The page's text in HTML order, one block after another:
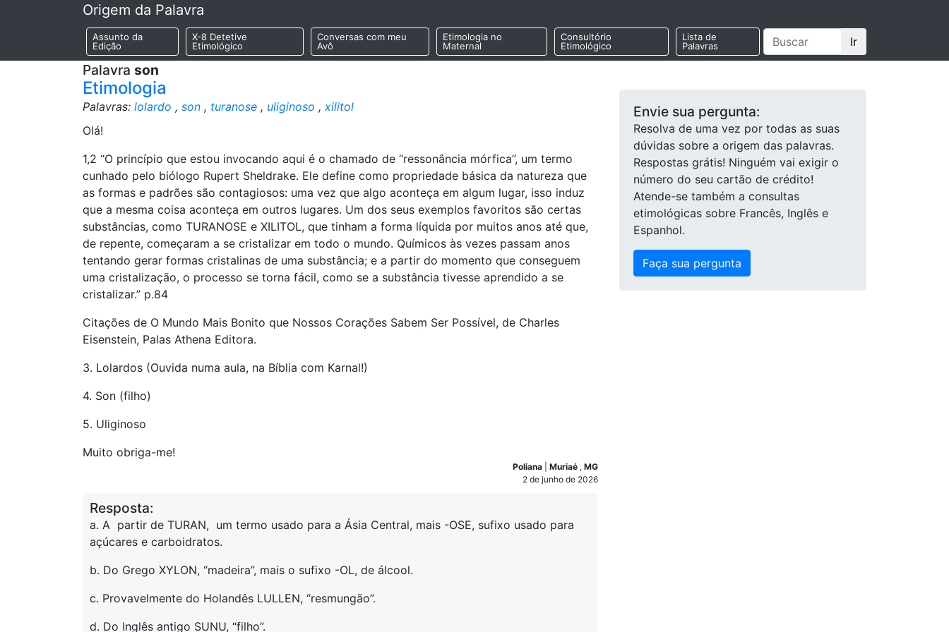
Origem da Palavra
Assunto da
Edição
X-8 Detetive
Etimológico
Conversas com meu
Avô
Etimologia no
Maternal
Consultório
Etimológico
Lista de
Palavras
Ir
Palavra son
Etimologia
Palavras: lolardo , son , turanose , uliginoso , xilitol
Olá!
1,2 “O princípio que estou invocando aqui é o chamado de “ressonância mórfica”, um termo
cunhado pelo biólogo Rupert Sheldrake. Ele define como propriedade básica da natureza que
as formas e padrões são contagiosos: uma vez que algo aconteça em algum lugar, isso induz
que a mesma coisa aconteça em outros lugares. Um dos seus exemplos favoritos são certas
substâncias, como TURANOSE e XILITOL, que tinham a forma líquida por muitos anos até que,
de repente, começaram a se cristalizar em todo o mundo. Químicos às vezes passam anos
tentando gerar formas cristalinas de uma substância; e a partir do momento que conseguem
uma cristalização, o processo se torna fácil, como se a substância tivesse aprendido a se
cristalizar.” p.84
Citações de O Mundo Mais Bonito que Nossos Corações Sabem Ser Possível, de Charles
Eisenstein, Palas Athena Editora.
3. Lolardos (Ouvida numa aula, na Bíblia com Karnal!)
4. Son (filho)
5. Uliginoso
Muito obriga-me!
Poliana Muriaé , MG
2 de junho de 2026
Resposta:
a. A partir de TURAN, um termo usado para a Ásia Central, mais -OSE, sufixo usado para
açúcares e carboidratos.
b. Do Grego XYLON, “madeira”, mais o sufixo -OL, de álcool.
c. Provavelmente do Holandês LULLEN, “resmungão”.
d. Do Inglês antigo SUNU, “filho”.
Envie sua pergunta:
Resolva de uma vez por todas as suas
dúvidas sobre a origem das palavras.
Respostas grátis! Ninguém vai exigir o
número do seu cartão de crédito!
Atende-se também a consultas
etimológicas sobre Francês, Inglês e
Espanhol.
Faça sua pergunta